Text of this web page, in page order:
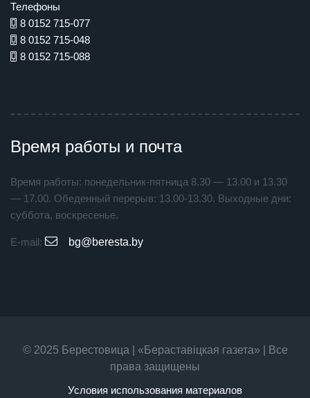
Телефоны
8 0152 715-077
8 0152 715-048
8 0152 715-088
Время работы и почта
Время работы: понедельник-пятница 8.30 — 13.00 и 13.30
— 17.00. Обеденный перерыв: 13.00-13.30. Выходные дни:
суббота, воскресенье.
E-mail: bg@beresta.by
© 2025 Берестовица | «Бераставiцкая газета» | Все
права защищены
Условия использования материалов